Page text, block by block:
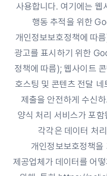
사용합니다. 여기에는 웹
행동 추적을 위한
개인정보보호정책에 따
광고를 표시하기 위한
정책에 따름); 웹사이트
호스팅 및 콘텐츠 전달
제출을 안전하게 수신
양식 처리 서비스가 포
각각은 데이터 처
개인정보보호정책을
제공업체가 데이터를 어